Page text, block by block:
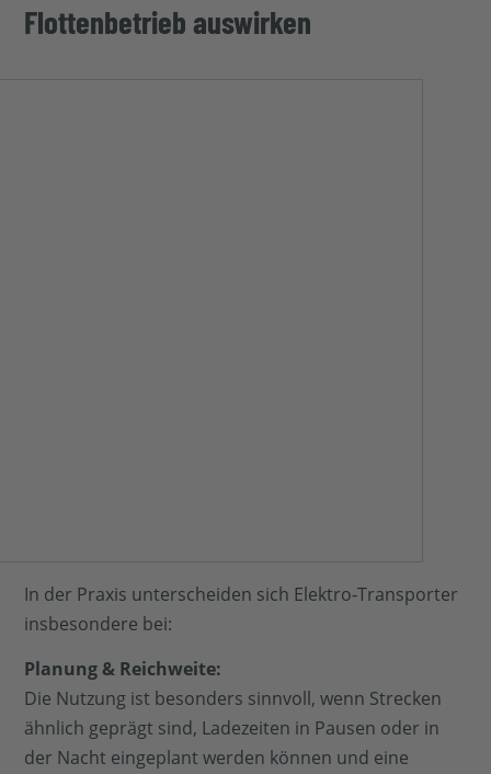
Flottenbetrieb auswirken
In der Praxis unterscheiden sich Elektro‑Transporter
insbesondere bei:
Planung & Reichweite:
Die Nutzung ist besonders sinnvoll, wenn Strecken
ähnlich geprägt sind, Ladezeiten in Pausen oder in
der Nacht eingeplant werden können und eine